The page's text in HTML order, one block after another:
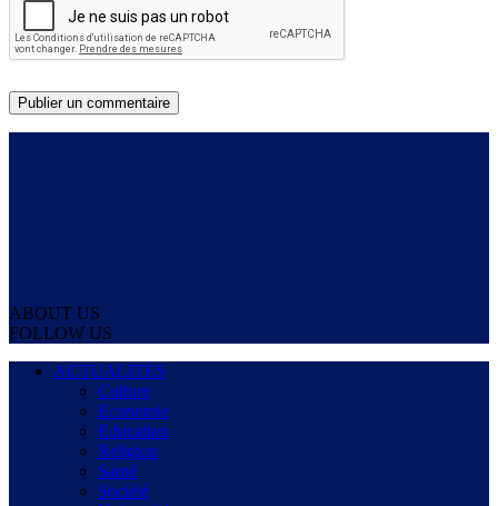
ABOUT US
FOLLOW US
ACTUALITES
Culture
Economie
Education
Religion
Santé
Société